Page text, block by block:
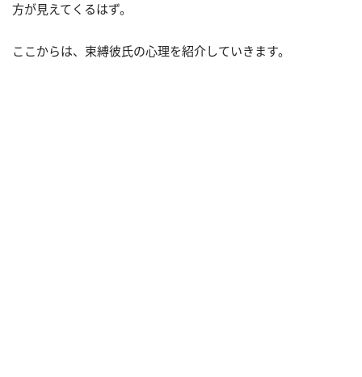
方が見えてくるはず。
ここからは、束縛彼氏の心理を紹介していきます。